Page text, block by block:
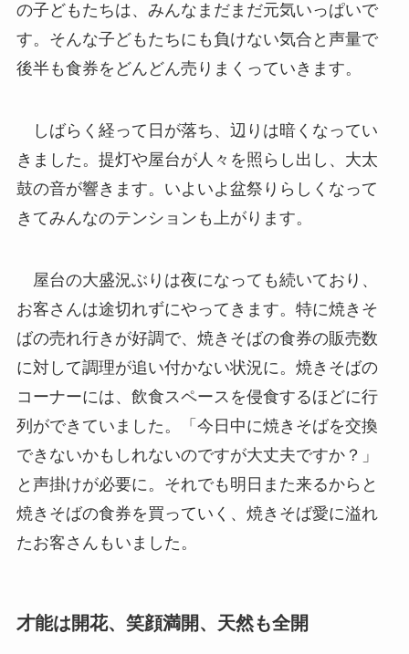
の子どもたちは、みんなまだまだ元気いっぱいで
す。そんな子どもたちにも負けない気合と声量で
後半も食券をどんどん売りまくっていきます。
しばらく経って日が落ち、辺りは暗くなってい
きました。提灯や屋台が人々を照らし出し、大太
鼓の音が響きます。いよいよ盆祭りらしくなって
きてみんなのテンションも上がります。
屋台の大盛況ぶりは夜になっても続いており、
お客さんは途切れずにやってきます。特に焼きそ
ばの売れ行きが好調で、焼きそばの食券の販売数
に対して調理が追い付かない状況に。焼きそばの
コーナーには、飲食スペースを侵食するほどに行
列ができていました。「今日中に焼きそばを交換
できないかもしれないのですが大丈夫ですか？」
と声掛けが必要に。それでも明日また来るからと
焼きそばの食券を買っていく、焼きそば愛に溢れ
たお客さんもいました。
才能は開花、笑顔満開、天然も全開